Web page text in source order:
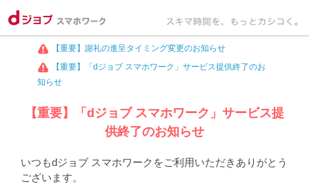
【重要】謝礼の進呈タイミング変更のお知らせ
【重要】「dジョブ スマホワーク」サービス提供終了のお
知らせ
【重要】「dジョブ スマホワーク」サービス提
供終了のお知らせ
いつもdジョブ スマホワークをご利用いただきありがとう
ございます。